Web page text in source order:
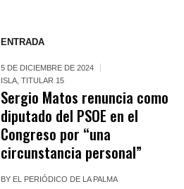
ENTRADA
5 DE DICIEMBRE DE 2024
ISLA ,TITULAR 15
Sergio Matos renuncia como
diputado del PSOE en el
Congreso por “una
circunstancia personal”
BY EL PERIÓDICO DE LA PALMA